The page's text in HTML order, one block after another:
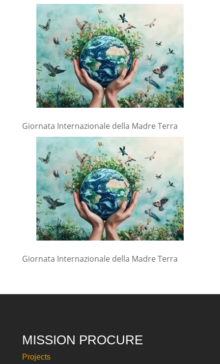
Giornata Internazionale della Madre Terra
Giornata Internazionale della Madre Terra
MISSION PROCURE
Projects